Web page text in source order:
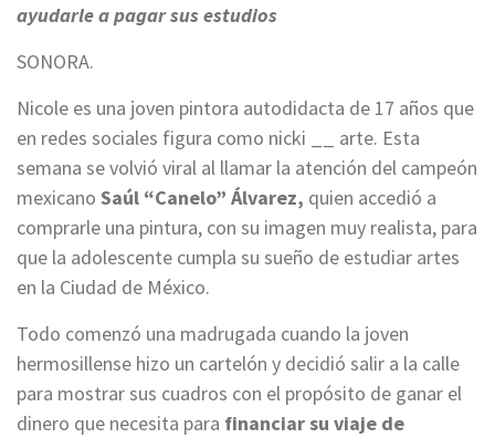
ayudarle a pagar sus estudios
SONORA.
Nicole es una joven pintora autodidacta de 17 años que
en redes sociales figura como nicki __ arte. Esta
semana se volvió viral al llamar la atención del campeón
mexicano Saúl “Canelo” Álvarez, quien accedió a
comprarle una pintura, con su imagen muy realista, para
que la adolescente cumpla su sueño de estudiar artes
en la Ciudad de México.
Todo comenzó una madrugada cuando la joven
hermosillense hizo un cartelón y decidió salir a la calle
para mostrar sus cuadros con el propósito de ganar el
dinero que necesita para financiar su viaje de